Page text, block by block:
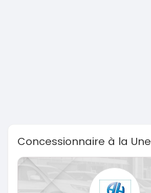
Concessionnaire à la Une